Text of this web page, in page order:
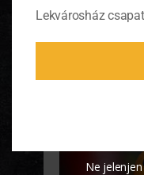
Valencia
Lekvárosház
Ne